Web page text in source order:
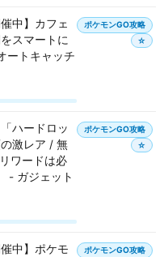
中】カフェ
スマートに
ートキャッチ
ポケモンGO攻略
☆
ハードロッ
激レア / 無
ワードは必
- ガジェット
ポケモンGO攻略
☆
中】ポケモ
ポケモンGO攻略